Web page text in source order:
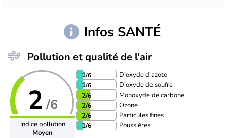
Infos SANTÉ
Pollution et qualité de l'air
2 /6
Indice pollution
Moyen
1/6 Dioxyde d'azote
1/6 Dioxyde de soufre
2/6 Monoxyde de carbone
2/6 Ozone
2/6 Particules fines
1/6 Poussières